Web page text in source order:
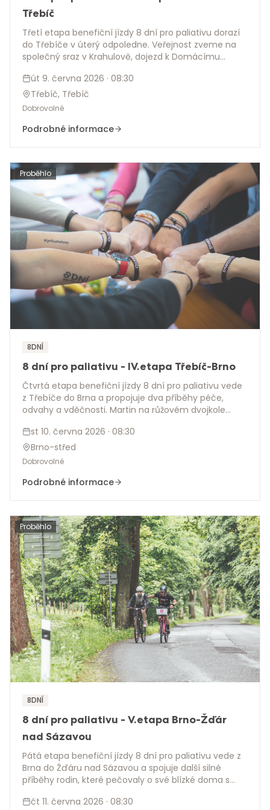
Třebíč
Třetí etapa benefiční jízdy 8 dní pro paliativu dorazí
do Třebíče v úterý odpoledne. Veřejnost zveme na
společný sraz v Krahulově, dojezd k Domácímu
zakončené projekcí filmu 8dní, 8hodin. Film má 76
minut a jeho podtitul zní Každá etapa se počítá.
út 9. června 2026 · 08:30
Třebíč, Třebíč
Dobrovolné
Podrobné informace
Proběhlo
8DNÍ
8 dní pro paliativu - IV.etapa Třebíč-Brno
Čtvrtá etapa benefiční jízdy 8 dní pro paliativu vede
z Třebíče do Brna a propojuje dva příběhy péče,
odvahy a vděčnosti. Martin na růžovém dvojkole
upozornil na význam paliativní péče a pomohl vybrat
2 miliony korun pro 8 hospiců. Přidejte se po trase,
přivítejte etapu v cíli nebo ji podpořte darem.
st 10. června 2026 · 08:30
Brno-střed
Dobrovolné
Podrobné informace
Proběhlo
8DNÍ
8 dní pro paliativu - V.etapa Brno-Žďár
nad Sázavou
Pátá etapa benefiční jízdy 8 dní pro paliativu vede z
Brna do Žďáru nad Sázavou a spojuje další silné
příběhy rodin, které pečovaly o své blízké doma s
pokračuje napříč Českem, aby spolu s pečujícími
čt 11. června 2026 · 08:30